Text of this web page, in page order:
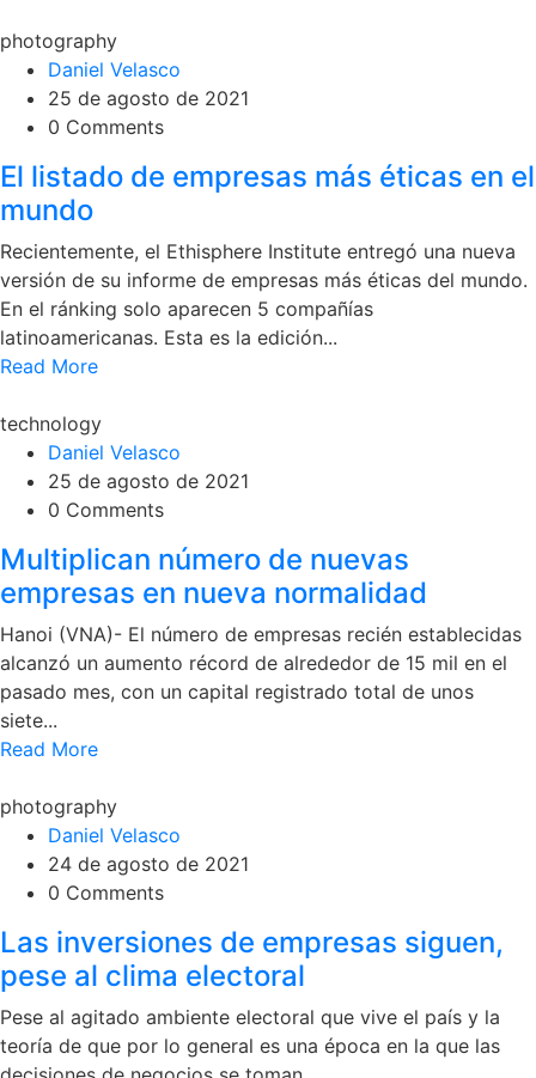
photography
Daniel Velasco
25 de agosto de 2021
0 Comments
El listado de empresas más éticas en el
mundo
Recientemente, el Ethisphere Institute entregó una nueva
versión de su informe de empresas más éticas del mundo.
En el ránking solo aparecen 5 compañías
latinoamericanas. Esta es la edición...
Read More
technology
Daniel Velasco
25 de agosto de 2021
0 Comments
Multiplican número de nuevas
empresas en nueva normalidad
Hanoi (VNA)- El número de empresas recién establecidas
alcanzó un aumento récord de alrededor de 15 mil en el
pasado mes, con un capital registrado total de unos
siete...
Read More
photography
Daniel Velasco
24 de agosto de 2021
0 Comments
Las inversiones de empresas siguen,
pese al clima electoral
Pese al agitado ambiente electoral que vive el país y la
teoría de que por lo general es una época en la que las